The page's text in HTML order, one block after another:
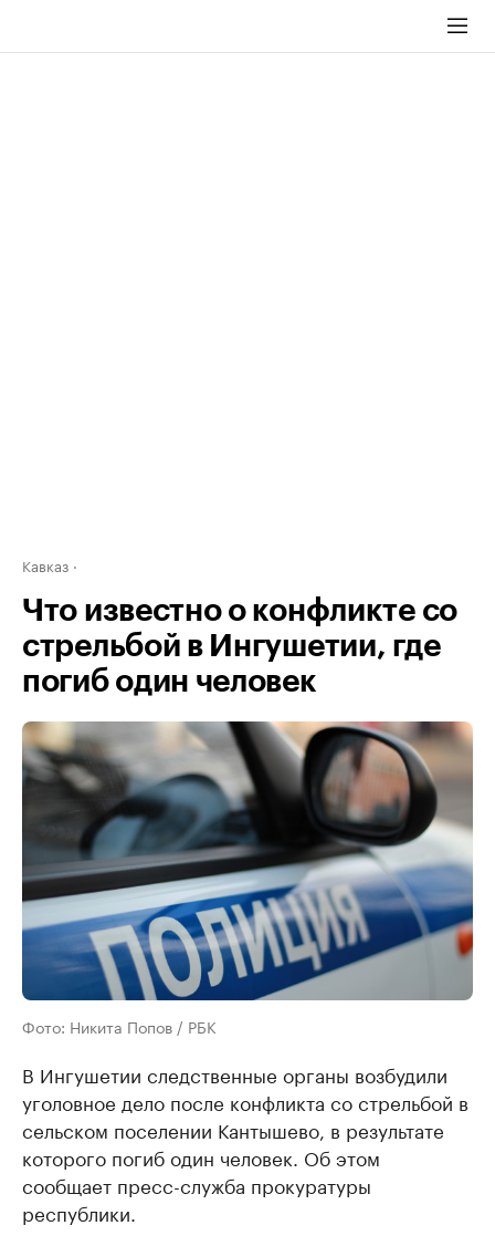
Кавказ
Что известно о конфликте со
стрельбой в Ингушетии, где
погиб один человек
Фото: Никита Попов / РБК
В Ингушетии следственные органы возбудили
уголовное дело после конфликта со стрельбой в
сельском поселении Кантышево, в результате
которого погиб один человек. Об этом
сообщает пресс-служба прокуратуры
республики.